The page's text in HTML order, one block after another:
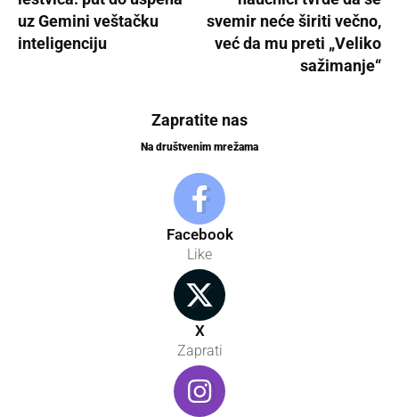
uz Gemini veštačku
inteligenciju
svemir neće širiti večno,
već da mu preti „Veliko
sažimanje“
Zapratite nas
Na društvenim mrežama
Facebook
Like
X
Zaprati